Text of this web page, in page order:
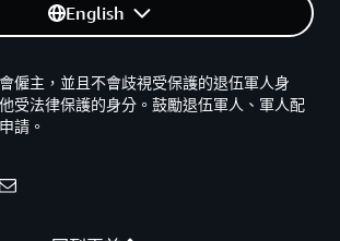
English
僱主，並且不會歧視受保護的退伍軍人身
受法律保護的身分。鼓勵退伍軍人、軍人配
請。